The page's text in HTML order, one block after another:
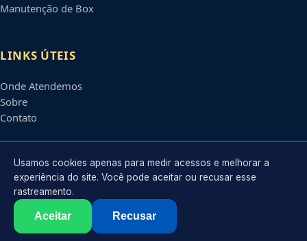
Manutenção de Box
LINKS ÚTEIS
Onde Atendemos
Sobre
Contato
CONTATO
Atendimento em
contato@encanadoremuberlandia.com.br
2026 Encanador emUberlândia
. Todos os direitos reservados.
Usamos cookies apenas para medir acessos e melhorar a
experiência do site. Você pode aceitar ou recusar esse
rastreamento.
Aceitar Recusar